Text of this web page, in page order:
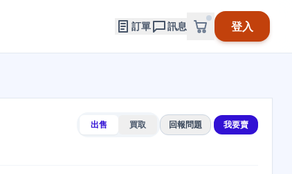
訂單 訊息 登入
出售 買取 回報問題 我要賣